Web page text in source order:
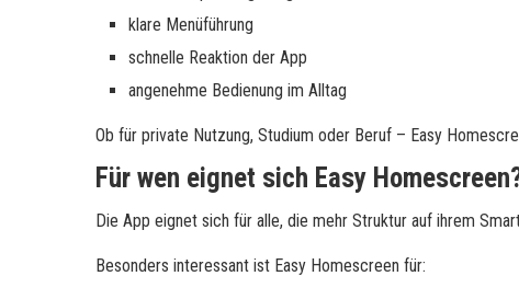
klare Menüführung
schnelle Reaktion der App
angenehme Bedienung im Alltag
Ob für private Nutzung, Studium oder Beruf – Easy
Für wen eignet sich Easy
Die App eignet sich für alle, die mehr Struktur auf ihrem
Besonders interessant ist Easy Homescreen für: